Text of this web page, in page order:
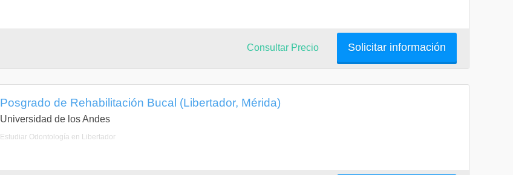
Solicitar información
Consultar Precio
Posgrado de Rehabilitación Bucal (Libertador, Mérida)
Universidad de los Andes
Estudiar Odontología en Libertador